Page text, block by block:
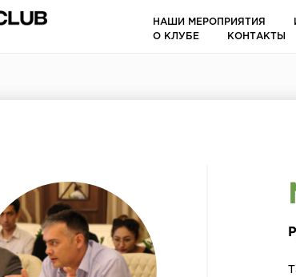
НАШИ МЕРОПРИЯТИЯ
О КЛУБЕ
КОНТАКТЫ